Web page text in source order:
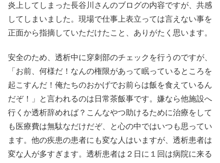
炎上してしまった長谷川さんのブログの内容ですが、共感
してしまいました。現場で仕事上表立っては言えない事を
正面から指摘していただけたこと、ありがたく思います。
安全のため、透析中に穿刺部のチェックを行うのですが、
「お前、何様だ！なんの権限があって眠っているところを
起こすんだ！俺たちのおかげでお前らは飯を食えているん
だぞ！」と言われるのは日常茶飯事です。嫌なら他施設へ
行くか透析辞めれば？こんなやつ助けるために治療をして
も医療費は無駄なだけだぞ、と心の中ではいつも思ってい
ます。他の疾患の患者にも変な人はいますが、透析患者は
変な人が多すぎます。透析患者は２日に１回は病院に来る